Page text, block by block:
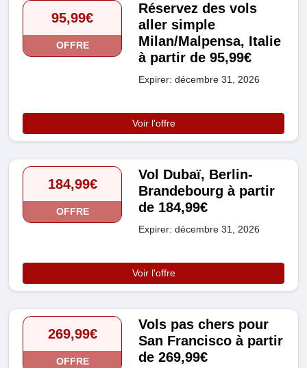
95,99€
OFFRE
Réservez des vols
aller simple
Milan/Malpensa, Italie
à partir de 95,99€
Expirer: décembre 31, 2026
Voir l'offre
184,99€
OFFRE
Vol Dubaï, Berlin-
Brandebourg à partir
de 184,99€
Expirer: décembre 31, 2026
Voir l'offre
269,99€
OFFRE
Vols pas chers pour
San Francisco à partir
de 269,99€